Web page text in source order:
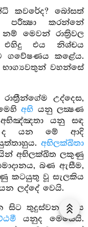
කවරේද? බෝසත්
කරන්නේ
මෙවන් රාත්‍රිවල
එහිදු එය නිශ්චය
ගවේෂණය කළේය.
භාග්‍යවතුන් වහන්සේ
උද්දෙස,
අභි යනු ලක්‍ෂණ
අභිඤ්ඤතා යනු සඳ
ද යන මේ ආදි
අභිලක්ඛිතා
අභිලක්ඛිත ලකුණු
බණ ඇසීම,
කටයුතු වූ සැලකිය
ලද්දේ වෙයි.
සිට තුදුස්වන දිනය
යනුද මෙසේයි.